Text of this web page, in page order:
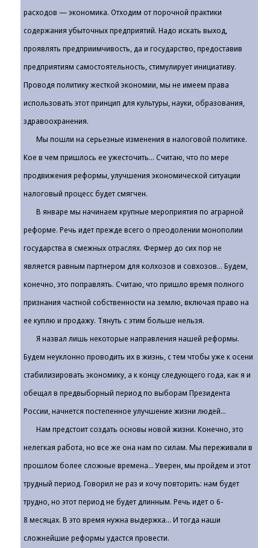
расходов — экономика. Отходим от порочной практики
содержания убыточных предприятий. Надо искать выход,
проявлять предприимчивость, да и государство, предоставив
предприятиям самостоятельность, стимулирует инициативу.
Проводя политику жесткой экономии, мы не имеем права
использовать этот принцип для культуры, науки, образования,
здравоохранения.
Мы пошли на серьезные изменения в налоговой политике.
Кое в чем пришлось ее ужесточить... Считаю, что по мере
продвижения реформы, улучшения экономической ситуации
налоговый процесс будет смягчен.
В январе мы начинаем крупные мероприятия по аграрной
реформе. Речь идет прежде всего о преодолении монополии
государства в смежных отраслях. Фермер до сих пор не
является равным партнером для колхозов и совхозов... Будем,
конечно, это поправлять. Считаю, что пришло время полного
признания частной собственности на землю, включая право на
ее куплю и продажу. Тянуть с этим больше нельзя.
Я назвал лишь некоторые направления нашей реформы.
Будем неуклонно проводить их в жизнь, с тем чтобы уже к осени
стабилизировать экономику, а к концу следующего года, как я и
обещал в предвыборный период по выборам Президента
России, начнется постепенное улучшение жизни людей...
Нам предстоит создать основы новой жизни. Конечно, это
нелегкая работа, но все же она нам по силам. Мы переживали в
прошлом более сложные времена... Уверен, мы пройдем и этот
трудный период. Говорил не раз и хочу повторить: нам будет
трудно, но этот период не будет длинным. Речь идет о 6-
8 месяцах. В это время нужна выдержка... И тогда наши
сложнейшие реформы удастся провести.